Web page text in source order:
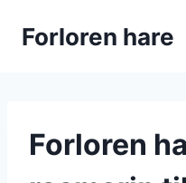
Forloren hare
Forloren